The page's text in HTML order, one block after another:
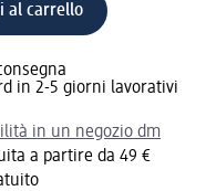
al carrello
in 2-5 giorni lavorativi
in un negozio dm
a partire da 49 €